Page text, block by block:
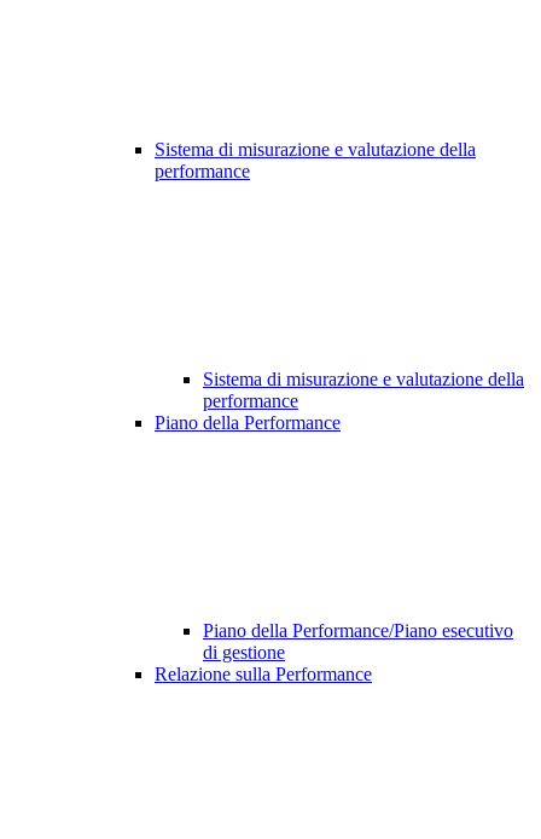
Sistema di misurazione e valutazione della
performance
Sistema di misurazione e valutazione della
performance
Piano della Performance
Piano della Performance/Piano esecutivo
di gestione
Relazione sulla Performance